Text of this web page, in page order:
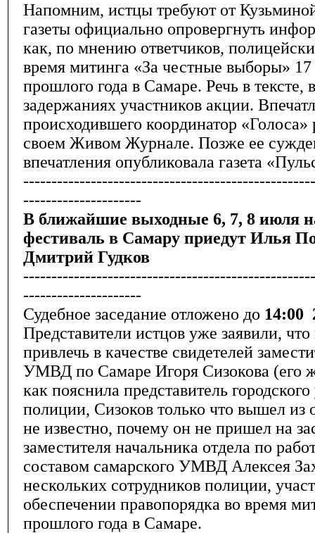
Напомним, истцы требуют от
газеты официально опровергнуть
как, по мнению ответчиков,
время митинга «За честные выборы» 17
прошлого года в Самаре. Речь в тексте,
задержаниях участников акции.
происходившего координатор «Голоса»
своем Живом Журнале. Позже ее
впечатления опубликовала газета
---------------------
В ближайшие выходные 6, 7, 8 июля
фестиваль в Самару приедут Илья
Дмитрий Гудков
---------------------
Судебное заседание отложено до 14:00
Представители истцов уже заявили,
привлечь в качестве свидетелей
УМВД по Самаре Игоря Сизокова (его
как пояснила представитель
полиции, Сизоков только что вышел из
не известно, почему он не пришел на
заместителя начальника отдела по
составом самарского УМВД Алексея
нескольких сотрудников полиции,
обеспечении правопорядка во время
прошлого года в Самаре.